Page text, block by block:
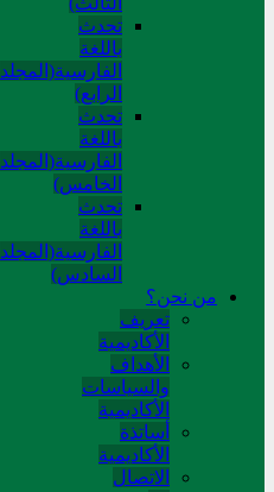
تحدث
باللغة
الفارسية(المجلد
الرابع)
تحدث
باللغة
الفارسية(المجلد
الخامس)
تحدث
باللغة
الفارسية(المجلد
السادس)
من نحن؟
تعريف
الأكاديمية
الأهداف
والسياسات
الأكاديمية
أساتذة
الأكاديمية
الاتصال